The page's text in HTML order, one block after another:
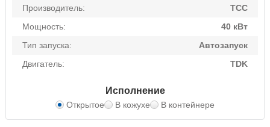
Производитель:
ТСС
Мощность:
40 кВт
Тип запуска:
Автозапуск
Двигатель:
TDK
Исполнение
Открытое В кожухе В контейнере